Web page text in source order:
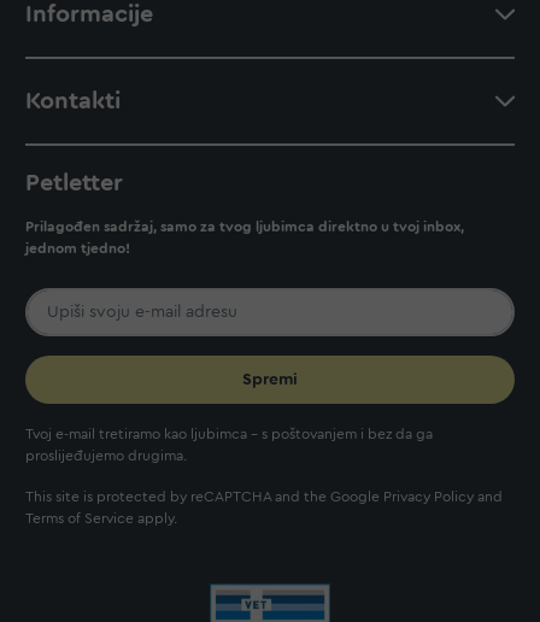
Informacije
Kontakti
Petletter
Prilagođen sadržaj, samo za tvog ljubimca direktno u tvoj inbox,
jednom tjedno!
Spremi
Tvoj e-mail tretiramo kao ljubimca - s poštovanjem i bez da ga
proslijeđujemo drugima.
This site is protected by reCAPTCHA and the Google Privacy Policy and
Terms of Service apply.